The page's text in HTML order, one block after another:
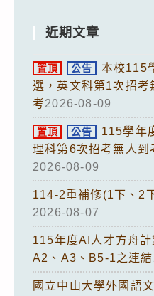
近期文章
置頂 公告
本校115
選，英文科第1次招考
考2026-08-09
置頂 公告
115學年
理科第6次招考無人到
2026-08-09
114-2重補修(1下、2
2026-08-07
115年度AI人才方舟計
A2、A3、B5-1之連結
國立中山大學外國語